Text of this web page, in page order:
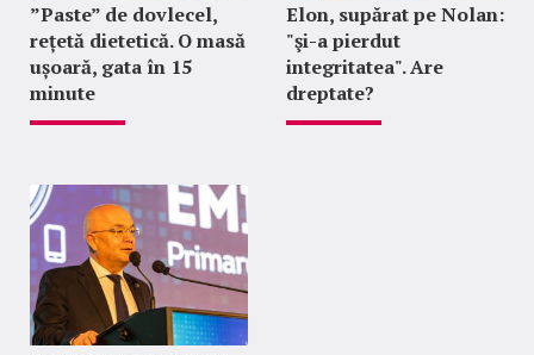
”Paste” de dovlecel,
rețetă dietetică. O masă
ușoară, gata în 15
minute
Elon, supărat pe Nolan:
"şi-a pierdut
integritatea". Are
dreptate?